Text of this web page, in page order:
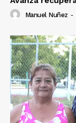
Manuel Nuñez -